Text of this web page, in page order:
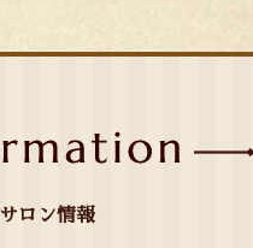
サロン情報